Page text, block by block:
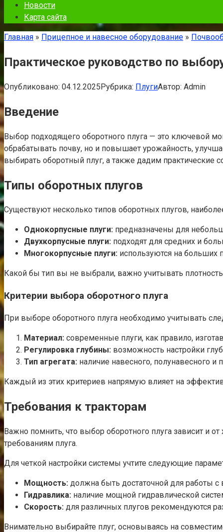
Новости
Карта сайта
Главная » Прицепное и навесное оборудование »
Практическое руководство по
Опубликовано: 04.12.2025Рубрика: ПлугиАвтор: Admin
Введение
Выбор подходящего оборотного плуга — это ключевой
обрабатывать почву, но и повышает урожайность,
выбирать оборотный плуг, а также дадим практические
Типы оборотных плугов
Существуют несколько типов оборотных плугов,
Однокорпусные плуги: предназначены для
Двухкорпусные плуги: подходят для средних и
Многокорпусные плуги: используются на больших
Какой бы тип вы не выбрали, важно учитывать
Критерии выбора оборотного плуга
При выборе оборотного плуга необходимо учитывать
Материал: современные плуги, как правило,
Регулировка глубины: возможность настройки
Тип агрегата: наличие навесного, полунавесного и
Каждый из этих критериев напрямую влияет на
Требования к тракторам
Важно помнить, что выбор оборотного плуга зависит и
требованиям плуга.
Для четкой настройки системы учтите следующие
Мощность: должна быть достаточной для работы
Гидравлика: наличие мощной гидравлической
Скорость: для различных плугов рекомендуются
Внимательно выбирайте плуг, основываясь на